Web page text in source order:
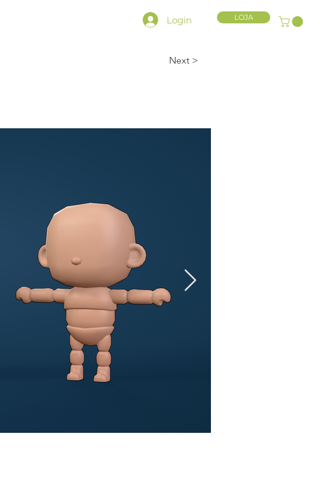
LOJA
Login
Next >